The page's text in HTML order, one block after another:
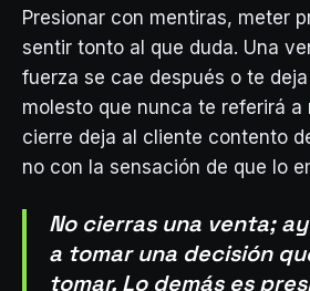
Presionar con mentiras, meter
sentir tonto al que duda. Una
fuerza se cae después o te
molesto que nunca te referirá a
cierre deja al cliente contento
no con la sensación de que lo
No cierras una venta;
a tomar una decisión
tomar. Lo demás es